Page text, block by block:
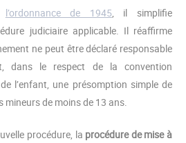
l’ordonnance de 1945, il simplifie
judiciaire applicable. Il réaffirme
ne peut être déclaré responsable
dans le respect de la convention
l’enfant, une présomption simple de
mineurs de moins de 13 ans.
procédure, la procédure de mise à